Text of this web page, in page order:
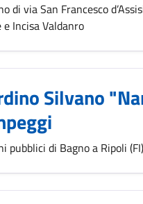
di via San Francesco
e Incisa Valdanro
Silvano
pubblici di Bagno a Ripoli (FI)